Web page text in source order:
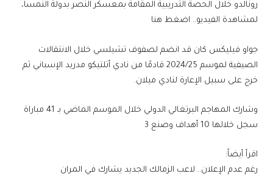
رونالدو خلال الحصة التدريبية المقامة بمعسكر النصر بدولة النمسا،
لمشاهدة الفيديو.. اضغط هنا
جواو فيليكس كان قد انضم لصفوف تشيلسي خلال الانتقالات
الصيفية لموسم 2024/25 قادمًا من نادي أتلتيكو مدريد الإسباني ثم
خرج على سبيل الإعارة لنادي ميلان.
وشارك المهاجم البرتغالي الدولي خلال الموسم الماضي بـ 41 مباراة
سجل خلالها 10 أهداف وصنع 3
اقرأ أيضاً:
رغم عدم الإعلان.. لاعب الزمالك الجديد يشارك في المران